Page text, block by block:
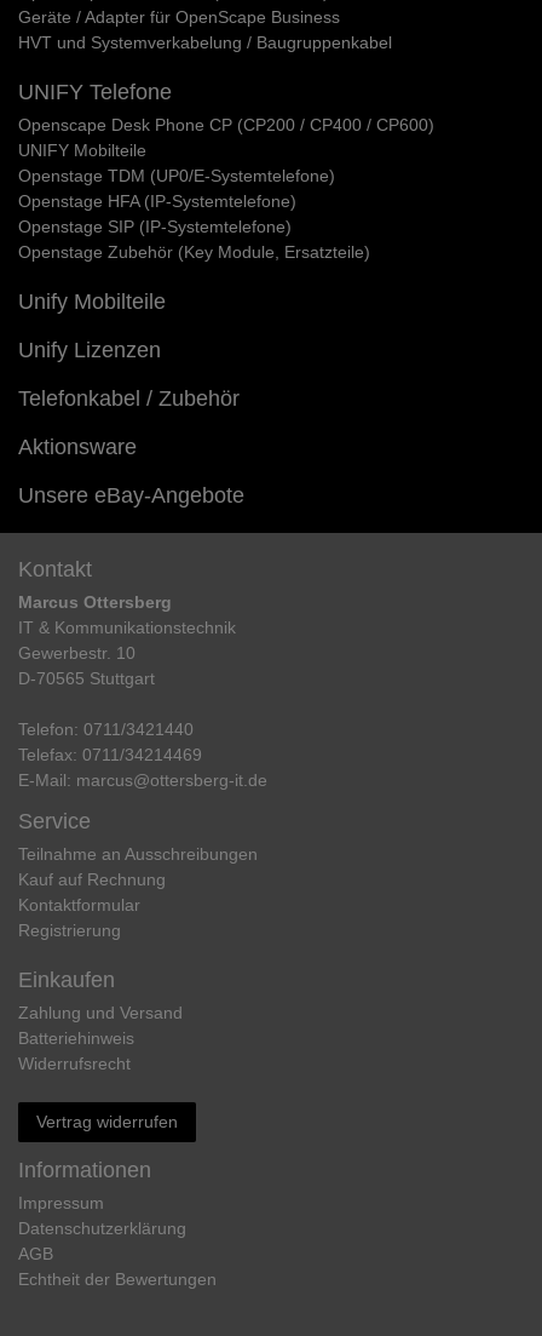
Geräte / Adapter für OpenScape Business
HVT und Systemverkabelung / Baugruppenkabel
UNIFY Telefone
Openscape Desk Phone CP (CP200 / CP400 / CP600)
UNIFY Mobilteile
Openstage TDM (UP0/E-Systemtelefone)
Openstage HFA (IP-Systemtelefone)
Openstage SIP (IP-Systemtelefone)
Openstage Zubehör (Key Module, Ersatzteile)
Unify Mobilteile
Unify Lizenzen
Telefonkabel / Zubehör
Aktionsware
Unsere eBay-Angebote
Kontakt
Marcus Ottersberg
IT & Kommunikationstechnik
Gewerbestr. 10
D-70565 Stuttgart
Telefon: 0711/3421440
Telefax: 0711/34214469
E-Mail: marcus@ottersberg-it.de
Service
Teilnahme an Ausschreibungen
Kauf auf Rechnung
Kontaktformular
Registrierung
Einkaufen
Zahlung und Versand
Batteriehinweis
Widerrufs­recht
Vertrag widerrufen
Informationen
Impressum
Daten­schutz­erklärung
AGB
Echtheit der Bewertungen